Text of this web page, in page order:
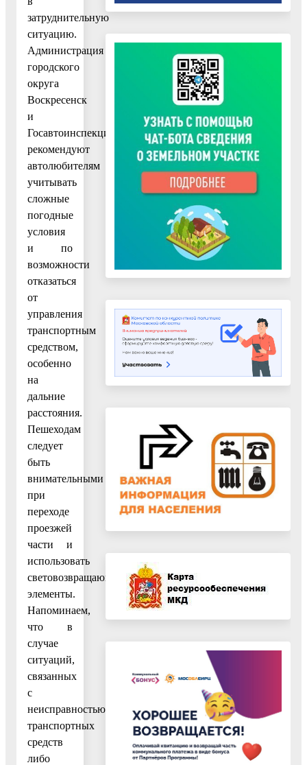
затруднительную
ситуацию.
Администрация
городского
округа
Воскресенск
и
Госавтоинспекция
рекомендуют
автолюбителям
учитывать
сложные
погодные
условия
и по
возможности
отказаться
от
управления
транспортным
средством,
особенно
на
дальние
расстояния.
Пешеходам
следует
быть
внимательными
при
переходе
проезжей
части и
использовать
световозвращающие
элементы.
Напоминаем,
что в
случае
ситуаций,
связанных
с
неисправностью
транспортных
средств
либо